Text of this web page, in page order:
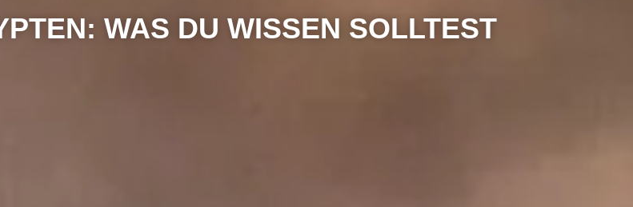
WAS DU WISSEN SOLLTEST